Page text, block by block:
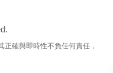
確與即時性不負任何責任，